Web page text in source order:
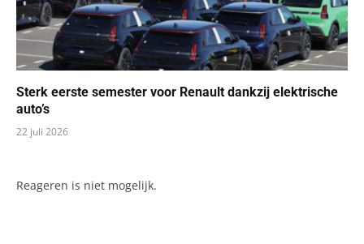
Sterk eerste semester voor Renault dankzij elektrische
auto’s
22 juli 2026
Reageren is niet mogelijk.